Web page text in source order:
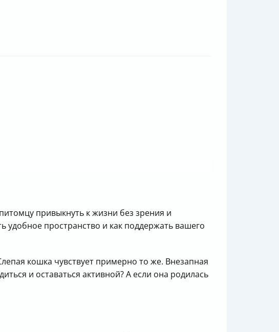
привыкнуть к жизни без зрения и
удобное пространство и как поддержать вашего
кошка чувствует примерно то же. Внезапная
и оставаться активной? А если она родилась